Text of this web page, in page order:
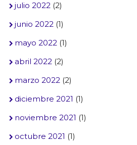
julio 2022(2)
junio 2022(1)
mayo 2022(1)
abril 2022(2)
marzo 2022(2)
diciembre 2021 (1)
noviembre 2021 (1)
octubre 2021 (1)